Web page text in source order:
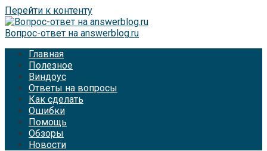
Перейти к контенту
Вопрос-ответ на answerblog.ru
Главная
Полезное
Виндоус
Ответы на вопросы
Как сделать
Ошибки
Помощь
Обзоры
Новости